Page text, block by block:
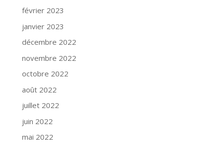
février 2023
janvier 2023
décembre 2022
novembre 2022
octobre 2022
août 2022
juillet 2022
juin 2022
mai 2022